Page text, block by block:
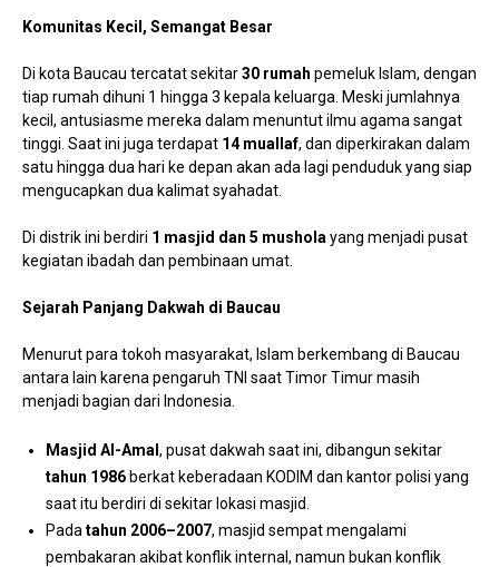
Komunitas Kecil, Semangat Besar
Di kota Baucau tercatat sekitar30 rumah pemeluk Islam, dengan
tiap rumah dihuni 1 hingga 3 kepala keluarga. Meski jumlahnya
kecil, antusiasme mereka dalam menuntut ilmu agama sangat
tinggi. Saat ini juga terdapat 14 muallaf, dan diperkirakan dalam
satu hingga dua hari ke depan akan ada lagi penduduk yang siap
mengucapkan dua kalimat syahadat.
Di distrik ini berdiri 1 masjid dan 5 mushola yang menjadi pusat
kegiatan ibadah dan pembinaan umat.
Sejarah Panjang Dakwah di Baucau
Menurut para tokoh masyarakat, Islam berkembang di Baucau
antara lain karena pengaruh TNI saat Timor Timur masih
menjadi bagian dari Indonesia.
Masjid Al-Amal , pusat dakwah saat ini, dibangun sekitar
tahun 1986 berkat keberadaan KODIM dan kantor polisi yang
saat itu berdiri di sekitar lokasi masjid.
Pada tahun 2006–2007, masjid sempat mengalami
pembakaran akibat konflik internal, namun bukan konflik